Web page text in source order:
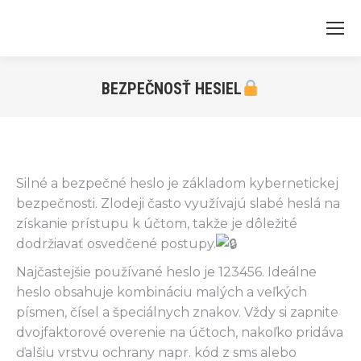
BEZPEČNOSŤ HESIEL
Silné a bezpečné heslo je základom kybernetickej
bezpečnosti. Zlodeji často využívajú slabé heslá na
získanie prístupu k účtom, takže je dôležité
dodržiavať osvedčené postupy.
Najčastejšie používané heslo je 123456. Ideálne
heslo obsahuje kombináciu malých a veľkých
písmen, čísel a špeciálnych znakov. Vždy si zapnite
dvojfaktorové overenie na účtoch, nakoľko pridáva
ďalšiu vrstvu ochrany napr. kód z sms alebo